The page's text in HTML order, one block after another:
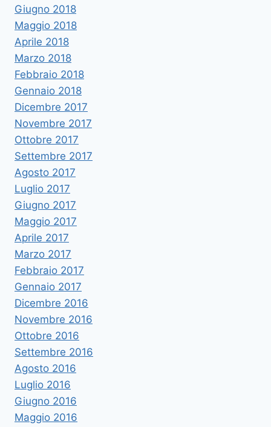
Giugno 2018
Maggio 2018
Aprile 2018
Marzo 2018
Febbraio 2018
Gennaio 2018
Dicembre 2017
Novembre 2017
Ottobre 2017
Settembre 2017
Agosto 2017
Luglio 2017
Giugno 2017
Maggio 2017
Aprile 2017
Marzo 2017
Febbraio 2017
Gennaio 2017
Dicembre 2016
Novembre 2016
Ottobre 2016
Settembre 2016
Agosto 2016
Luglio 2016
Giugno 2016
Maggio 2016